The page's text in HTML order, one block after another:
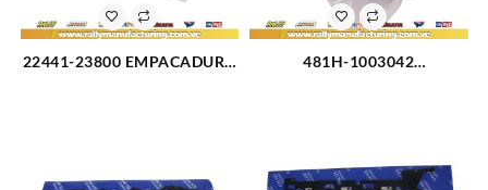
22441-23800 EMPACADURA
481H-1003042